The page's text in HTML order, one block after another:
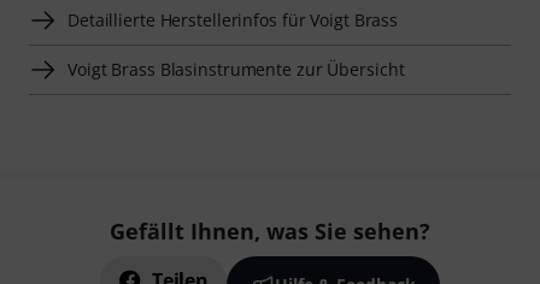
Detaillierte Herstellerinfos für Voigt Brass
Voigt Brass Blasinstrumente zur Übersicht
Gefällt Ihnen, was Sie sehen?